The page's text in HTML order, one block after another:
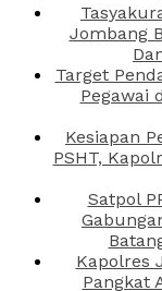
Jombang
Target
Pegawai
Kesiapan
PSHT,
Satpol
Kapolres
Pangkat